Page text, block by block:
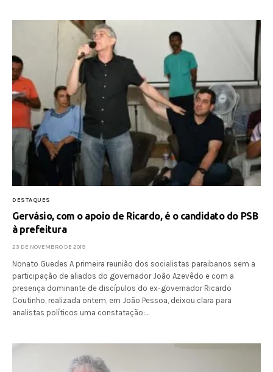
DESTAQUES
Gervásio, com o apoio de Ricardo, é o candidato do PSB
à prefeitura
23 DE NOVEMBRO DE 2019
Nonato Guedes A primeira reunião dos socialistas paraibanos sem a
participação de aliados do governador João Azevêdo e com a
presença dominante de discípulos do ex-governador Ricardo
Coutinho, realizada ontem, em João Pessoa, deixou clara para
analistas políticos uma constatação:…